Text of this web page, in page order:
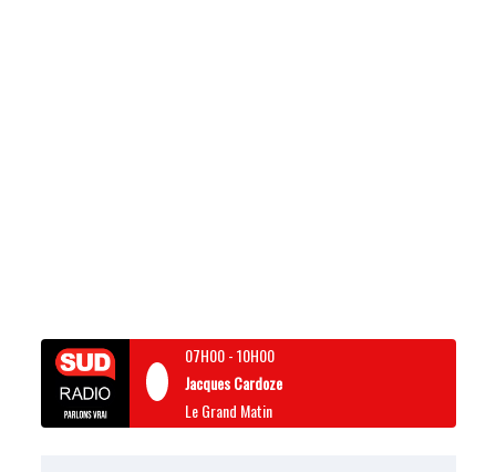
07H00-10H00
Jacques Cardoze
Le Grand Matin